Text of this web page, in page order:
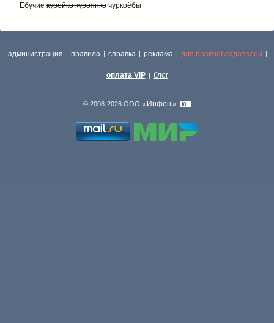
Ебучие курейкокуроянко чуркоёбы
администрация | правила | справка | реклама | для правообладателей |
оплата VIP | блог
© 2008-2026 ООО « Инфон »